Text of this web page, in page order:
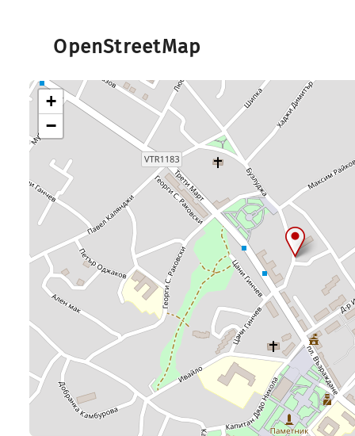
OpenStreetMap
+
−